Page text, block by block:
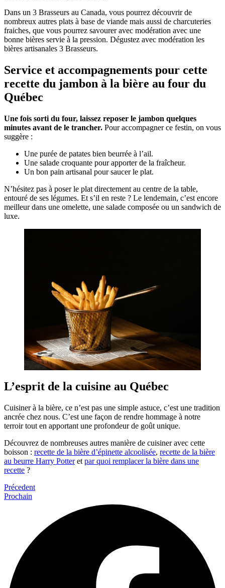
Dans un 3 Brasseurs au Canada, vous pourrez découvrir de
nombreux autres plats à base de viande mais aussi de charcuteries
fraiches, que vous pourrez savourer avec modération avec une
bonne bières servie à la pression. Dégustez avec modération les
bières artisanales 3 Brasseurs.
Service et accompagnements pour cette
recette du jambon à la bière au four du
Québec
Une fois sorti du four, laissez reposer le jambon quelques
minutes avant de le trancher. Pour accompagner ce festin, on vous
suggère :
Une purée de patates bien beurrée à l’ail.
Une salade croquante pour apporter de la fraîcheur.
Un bon pain artisanal pour saucer le plat.
N’hésitez pas à poser le plat directement au centre de la table,
entouré de ses légumes. Et s’il en reste ? Le lendemain, c’est encore
meilleur dans une omelette, une salade composée ou un sandwich de
luxe.
L’esprit de la cuisine au Québec
Cuisiner à la bière, ce n’est pas une simple astuce, c’est une tradition
ancrée chez nous. C’est une façon de rendre hommage à notre
terroir tout en apportant une profondeur de goût unique.
Découvrez de nombreuses autres manière de cuisiner avec cette
boisson : recette de la bière d’épinette alcoolisée, recette de la bière
au beurre Harry Potteret par quoi remplacer la bière dans une
recette ?
Précedent
Prochain